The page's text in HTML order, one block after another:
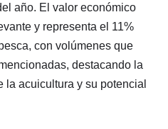
año. El valor económico
y representa el 11%
con volúmenes que
destacando la
la acuicultura y su potencial